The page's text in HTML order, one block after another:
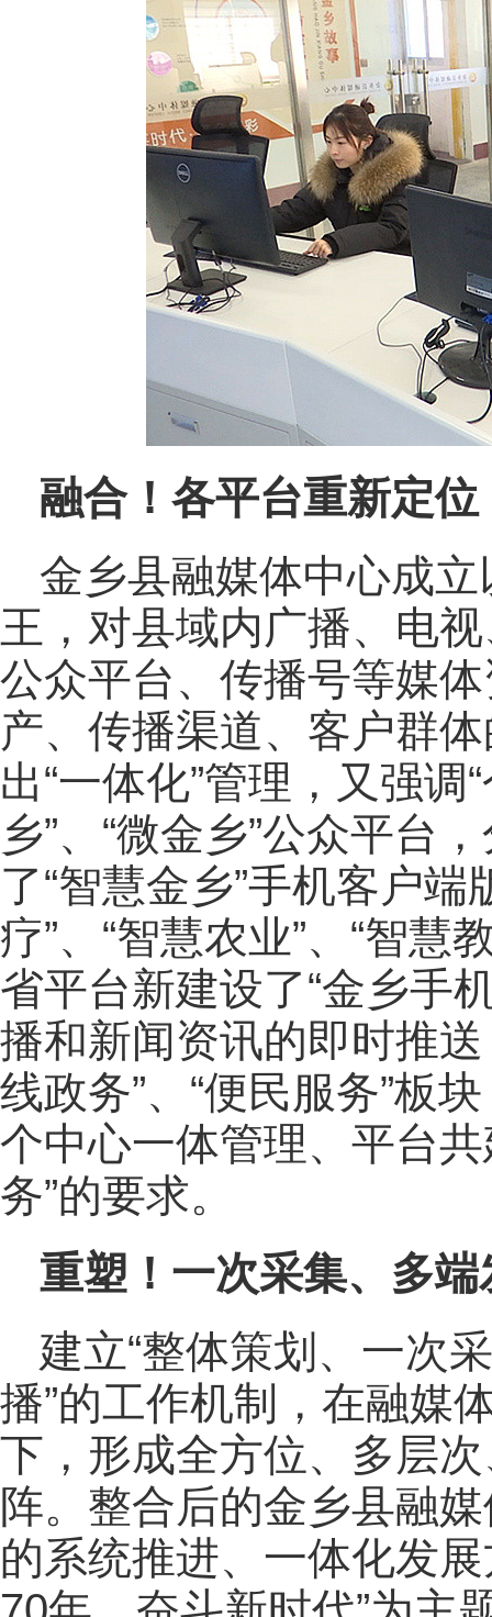
融合！各平台重新定位
金乡县融媒体中心成
王，对县域内广播、电
公众平台、传播号等媒
产、传播渠道、客户群
出“一体化”管理，又强调
乡”、“微金乡”公众平台
了“智慧金乡”手机客户
疗”、“智慧农业”、“智慧
省平台新建设了“金乡手
播和新闻资讯的即时推送
线政务”、“便民服务”板
个中心一体管理、平台
务”的要求。
重塑！一次采集、多
建立“整体策划、一次
播”的工作机制，在融媒
下，形成全方位、多层
阵。整合后的金乡县融
的系统推进、一体化发